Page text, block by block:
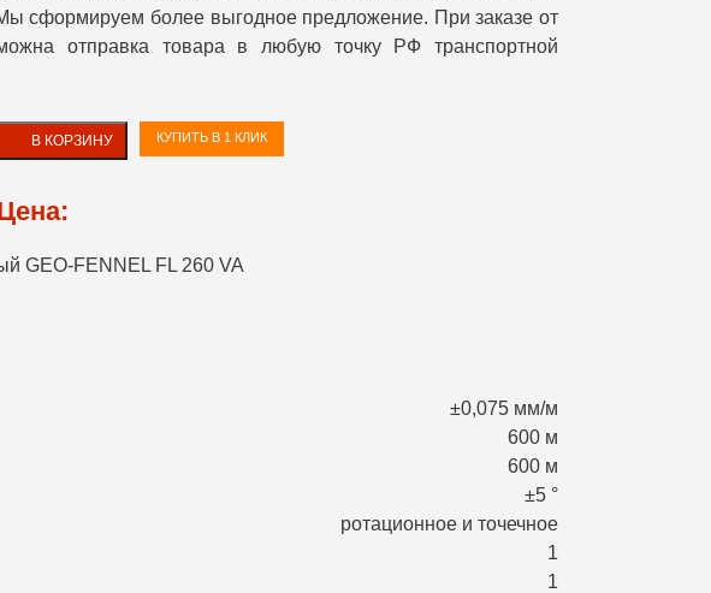
сформируем более выгодное предложение. При заказе от
отправка товара в любую точку РФ транспортной
В КОРЗИНУ КУПИТЬ В 1 КЛИК
±0,075 мм/м
600 м
600 м
±5 °
ротационное и точечное
1
1